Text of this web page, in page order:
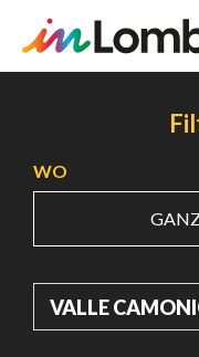
WO
WO